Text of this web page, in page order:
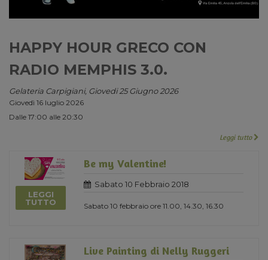
HAPPY HOUR GRECO CON
RADIO MEMPHIS 3.0.
Gelateria Carpigiani, Giovedi 25 Giugno 2026
Giovedì 16 luglio 2026
Dalle 17:00 alle 20:30
Leggi tutto
LEGGI
TUTTO
Be my Valentine!
Sabato 10 Febbraio 2018
Sabato 10 febbraio ore 11.00, 14.30, 16.30
Live Painting di Nelly Ruggeri